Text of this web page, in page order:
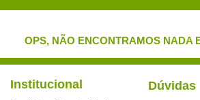
OPS, NÃO ENCONTRAMOS NADA
Institucional Dúvidas